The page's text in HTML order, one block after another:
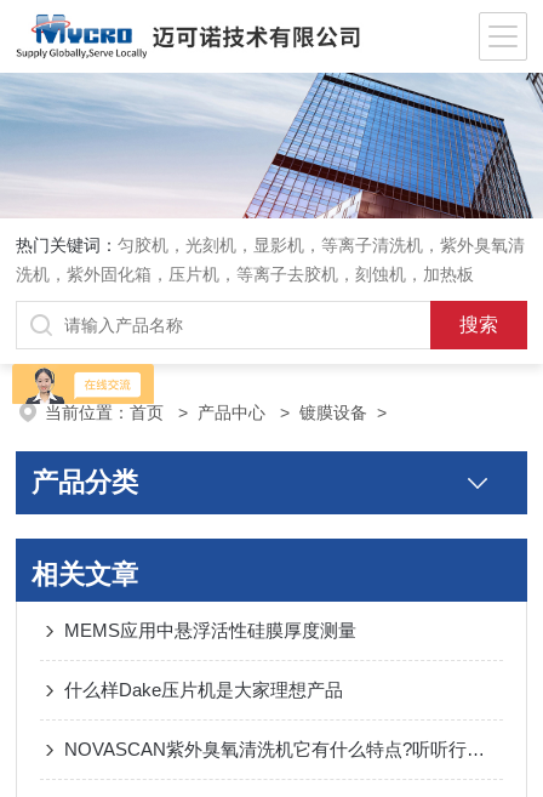
热门关键词：匀胶机，光刻机，显影机，等离子清洗机，紫外臭氧清
洗机，紫外固化箱，压片机，等离子去胶机，刻蚀机，加热板
当前位置：首页 > 产品中心 >镀膜设备 >
产品分类
相关文章
MEMS应用中悬浮活性硅膜厚度测量
什么样Dake压片机是大家理想产品
NOVASCAN紫外臭氧清洗机它有什么特点?听听行内人的解析吧!